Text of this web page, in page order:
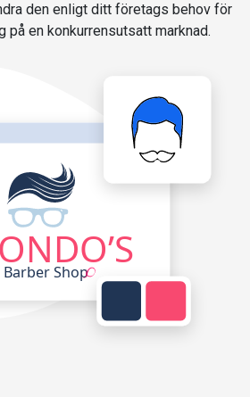
den enligt ditt företags behov för
på en konkurrensutsatt marknad.